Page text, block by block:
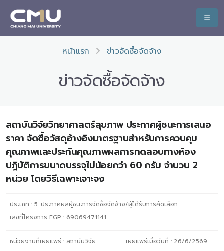
หน้าแรก ข่าวจัดซื้อจัดจ้าง
ข่าวจัดซื้อจัดจ้าง
สถาบันวิจัยวิทยาศาสตร์สุขภาพ ประกาศผู้ชนะการเสนอ
ราคา จัดซื้อวัสดุอ้างอิงมาตรฐานสำหรับการควบคุม
คุณภาพและประกันคุณภาพผลการทดสอบทางห้อง
ปฏิบัติการขนาดบรรจุไม่น้อยกว่า 60 กรัม จำนวน 2
หน่วย โดยวิธีเฉพาะเจาะจง
ประเภท : 5. ประกาศผลผู้ชนะการจัดซื้อจัดจ้าง/ผู้ได้รับการคัดเลือก
เลขที่โครงการ EGP : 69069471141
หน่วยงานที่เผยแพร่ : สถาบันวิจัย
เผยแพร่เมื่อวันที่ : 26/6/2569